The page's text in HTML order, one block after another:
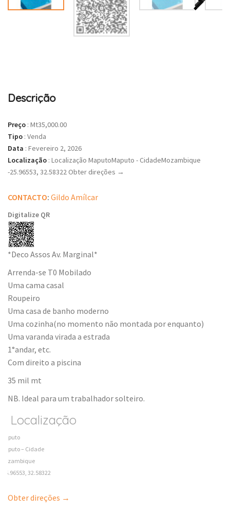
Descrição
Preço : Mt35,000.00
Tipo : Venda
Data : Fevereiro 2, 2026
Localização : Localização MaputoMaputo - CidadeMozambique
-25.96553, 32.58322 Obter direções →
CONTACTO: Gildo Amílcar
Digitalize QR
*Deco Assos Av. Marginal*
Arrenda-se T0 Mobilado
Uma cama casal
Roupeiro
Uma casa de banho moderno
Uma cozinha(no momento não montada por enquanto)
Uma varanda virada a estrada
1°andar, etc.
Com direito a piscina
35 mil mt
NB. Ideal para um trabalhador solteiro.
Localização
Maputo
Maputo – Cidade
Mozambique
-25.96553, 32.58322
Obter direções →